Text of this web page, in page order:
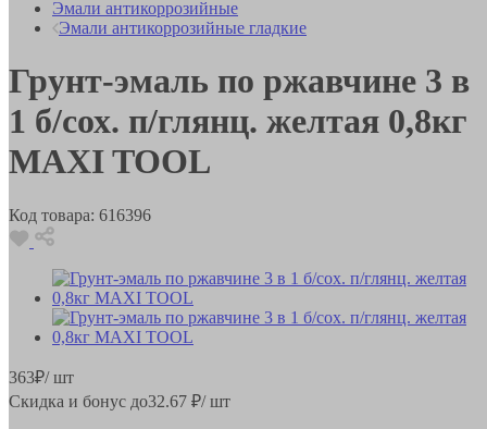
Эмали антикоррозийные
Эмали антикоррозийные гладкие
Грунт-эмаль по ржавчине 3 в
1 б/сох. п/глянц. желтая 0,8кг
MAXI TOOL
Код товара: 616396
363₽/ шт
Скидка и бонус до32.67 ₽/ шт